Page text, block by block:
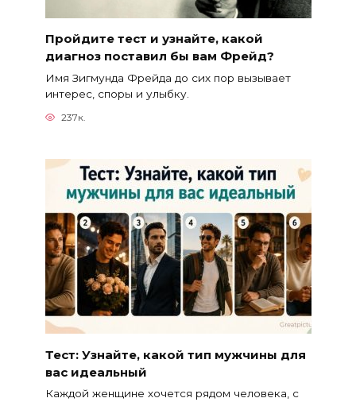
Пройдите тест и узнайте, какой
диагноз поставил бы вам Фрейд?
Имя Зигмунда Фрейда до сих пор вызывает
интерес, споры и улыбку.
237к.
Тест: Узнайте, какой тип мужчины для
вас идеальный
Каждой женщине хочется рядом человека, с